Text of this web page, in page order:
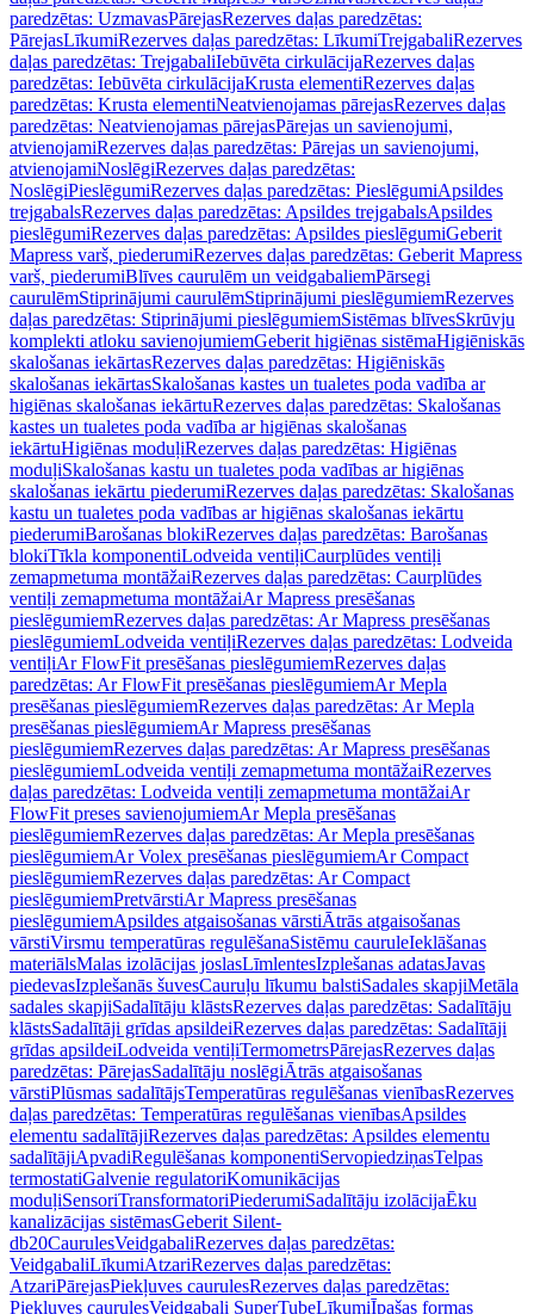
paredzētas: UzmavasPārejasRezerves daļas paredzētas:
PārejasLīkumiRezerves daļas paredzētas: LīkumiTrejgabaliRezerves
daļas paredzētas: TrejgabaliIebūvēta cirkulācijaRezerves daļas
paredzētas: Iebūvēta cirkulācijaKrusta elementiRezerves daļas
paredzētas: Krusta elementiNeatvienojamas pārejasRezerves daļas
paredzētas: Neatvienojamas pārejasPārejas un savienojumi,
atvienojamiRezerves daļas paredzētas: Pārejas un savienojumi,
atvienojamiNoslēgiRezerves daļas paredzētas:
NoslēgiPieslēgumiRezerves daļas paredzētas: PieslēgumiApsildes
trejgabalsRezerves daļas paredzētas: Apsildes trejgabalsApsildes
pieslēgumiRezerves daļas paredzētas: Apsildes pieslēgumiGeberit
Mapress varš, piederumiRezerves daļas paredzētas: Geberit Mapress
varš, piederumiBlīves caurulēm un veidgabaliemPārsegi
caurulēmStiprinājumi caurulēmStiprinājumi pieslēgumiemRezerves
daļas paredzētas: Stiprinājumi pieslēgumiemSistēmas blīvesSkrūvju
komplekti atloku savienojumiemGeberit higiēnas sistēmaHigiēniskās
skalošanas iekārtasRezerves daļas paredzētas: Higiēniskās
skalošanas iekārtasSkalošanas kastes un tualetes poda vadība ar
higiēnas skalošanas iekārtuRezerves daļas paredzētas: Skalošanas
kastes un tualetes poda vadība ar higiēnas skalošanas
iekārtuHigiēnas moduļiRezerves daļas paredzētas: Higiēnas
moduļiSkalošanas kastu un tualetes poda vadības ar higiēnas
skalošanas iekārtu piederumiRezerves daļas paredzētas: Skalošanas
kastu un tualetes poda vadības ar higiēnas skalošanas iekārtu
piederumiBarošanas blokiRezerves daļas paredzētas: Barošanas
blokiTīkla komponentiLodveida ventiļiCaurplūdes ventiļi
zemapmetuma montāžaiRezerves daļas paredzētas: Caurplūdes
ventiļi zemapmetuma montāžaiAr Mapress presēšanas
pieslēgumiemRezerves daļas paredzētas: Ar Mapress presēšanas
pieslēgumiemLodveida ventiļiRezerves daļas paredzētas: Lodveida
ventiļiAr FlowFit presēšanas pieslēgumiemRezerves daļas
paredzētas: Ar FlowFit presēšanas pieslēgumiemAr Mepla
presēšanas pieslēgumiemRezerves daļas paredzētas: Ar Mepla
presēšanas pieslēgumiemAr Mapress presēšanas
pieslēgumiemRezerves daļas paredzētas: Ar Mapress presēšanas
pieslēgumiemLodveida ventiļi zemapmetuma montāžaiRezerves
daļas paredzētas: Lodveida ventiļi zemapmetuma montāžaiAr
FlowFit preses savienojumiemAr Mepla presēšanas
pieslēgumiemRezerves daļas paredzētas: Ar Mepla presēšanas
pieslēgumiemAr Volex presēšanas pieslēgumiemAr Compact
pieslēgumiemRezerves daļas paredzētas: Ar Compact
pieslēgumiemPretvārstiAr Mapress presēšanas
pieslēgumiemApsildes atgaisošanas vārstiĀtrās atgaisošanas
vārstiVirsmu temperatūras regulēšanaSistēmu cauruleIeklāšanas
materiālsMalas izolācijas joslasLīmlentesIzplešanas adatasJavas
piedevasIzplešanās šuvesCauruļu līkumu balstiSadales skapjiMetāla
sadales skapjiSadalītāju klāstsRezerves daļas paredzētas: Sadalītāju
klāstsSadalītāji grīdas apsildeiRezerves daļas paredzētas: Sadalītāji
grīdas apsildeiLodveida ventiļiTermometrsPārejasRezerves daļas
paredzētas: PārejasSadalītāju noslēgiĀtrās atgaisošanas
vārstiPlūsmas sadalītājsTemperatūras regulēšanas vienībasRezerves
daļas paredzētas: Temperatūras regulēšanas vienībasApsildes
elementu sadalītājiRezerves daļas paredzētas: Apsildes elementu
sadalītājiApvadiRegulēšanas komponentiServopiedziņasTelpas
termostatiGalvenie regulatoriKomunikācijas
moduļiSensoriTransformatoriPiederumiSadalītāju izolācijaĒku
kanalizācijas sistēmasGeberit Silent-
db20CaurulesVeidgabaliRezerves daļas paredzētas:
VeidgabaliLīkumiAtzariRezerves daļas paredzētas:
AtzariPārejasPiekļuves caurulesRezerves daļas paredzētas:
Piekļuves caurulesVeidgabali SuperTubeLīkumiĪpašas formas